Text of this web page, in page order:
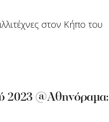
στον Κήπο του
2023 @Αθηνόραμα: